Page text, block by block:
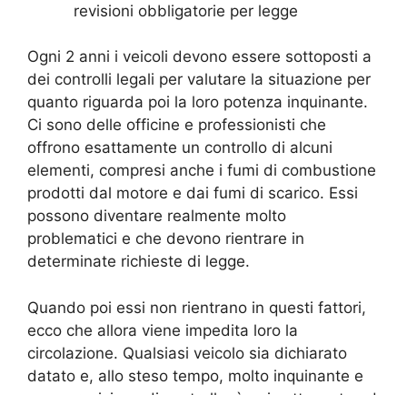
revisioni obbligatorie per legge
Ogni 2 anni i veicoli devono essere sottoposti a
dei controlli legali per valutare la situazione per
quanto riguarda poi la loro potenza inquinante.
Ci sono delle officine e professionisti che
offrono esattamente un controllo di alcuni
elementi, compresi anche i fumi di combustione
prodotti dal motore e dai fumi di scarico. Essi
possono diventare realmente molto
problematici e che devono rientrare in
determinate richieste di legge.
Quando poi essi non rientrano in questi fattori,
ecco che allora viene impedita loro la
circolazione. Qualsiasi veicolo sia dichiarato
datato e, allo steso tempo, molto inquinante e